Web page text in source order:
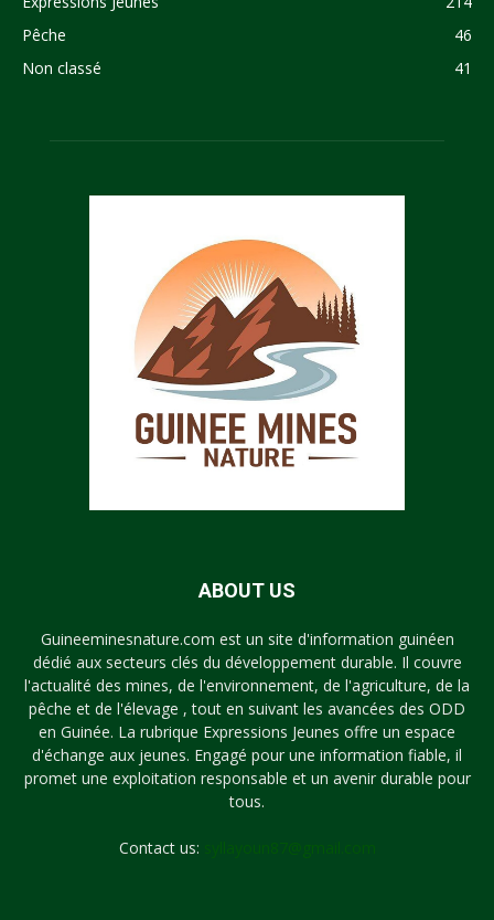
Pêche
46
Non classé
41
ABOUT US
Guineeminesnature.com est un site d'information guinéen
dédié aux secteurs clés du développement durable. Il couvre
l'actualité des mines, de l'environnement, de l'agriculture, de la
pêche et de l'élevage , tout en suivant les avancées des ODD
en Guinée. La rubrique Expressions Jeunes offre un espace
d'échange aux jeunes. Engagé pour une information fiable, il
promet une exploitation responsable et un avenir durable pour
tous.
Contact us: